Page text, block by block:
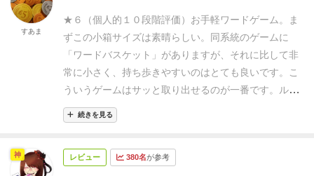
すが、面白くなかったことはありません。
ルールも簡
単でプレイ時間も短め、しかも「言葉」という普段か
ら接している物が題材。なのでゲーム初心者にも敷居
が低く、誰でも誰とでも遊べるのが良いです。 あとワ
ードゲームって割と早押しクイズみたいになりがちで
すが、「お題」という縛りがちょうどよい塩梅で頭の
うな気がします。語彙力は育った環境や仕事や趣味な
どによって変わります、つまり人の数だけ遊びの可能
★６（個人的１０段階評価） お手軽ワードゲーム。
ま
ずこの小箱サイズは素晴らしい。同系統のゲームに
「ワードバスケット」がありますが、それに比して非
常に小さく、持ち歩きやすいのはとても良いです。こ
ういうゲームはサッと取り出せるのが一番です。
ルー
ルは数パターンあるのですが、基本的には「動物園の
生き物」などのテーマに「あ」などの頭文字を組み合
得点、というシンプルルール（この場合は「アルマジ
続きを見る
すあま
レビュー 380名が参考
神